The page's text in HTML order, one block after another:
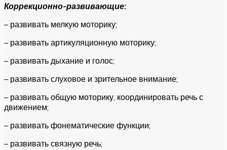
Коррекционно-развивающие:
– развивать мелкую моторику;
– развивать артикуляционную моторику;
– развивать дыхание и голос;
– развивать слуховое и зрительное внимание;
– развивать общую моторику, координировать речь с
движением;
– развивать фонематические функции;
– развивать связную речь;